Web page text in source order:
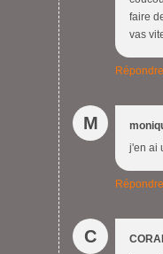
faire
vas
Répondre
M
j'en ai
Répondre
C